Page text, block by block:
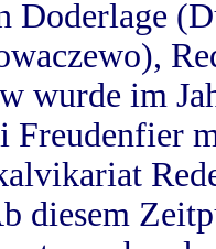
Doderlage
wurde im
Freudenfier
diesem